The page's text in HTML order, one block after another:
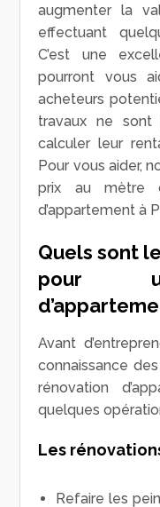
augmenter la
effectuant
C’est une
pourront vous
acheteurs
travaux ne
calculer leur
Pour vous aider,
prix au mètre
d’appartement à
Quels sont
pour
Avant
connaissance
rénovation
quelques
Les
Refaire les